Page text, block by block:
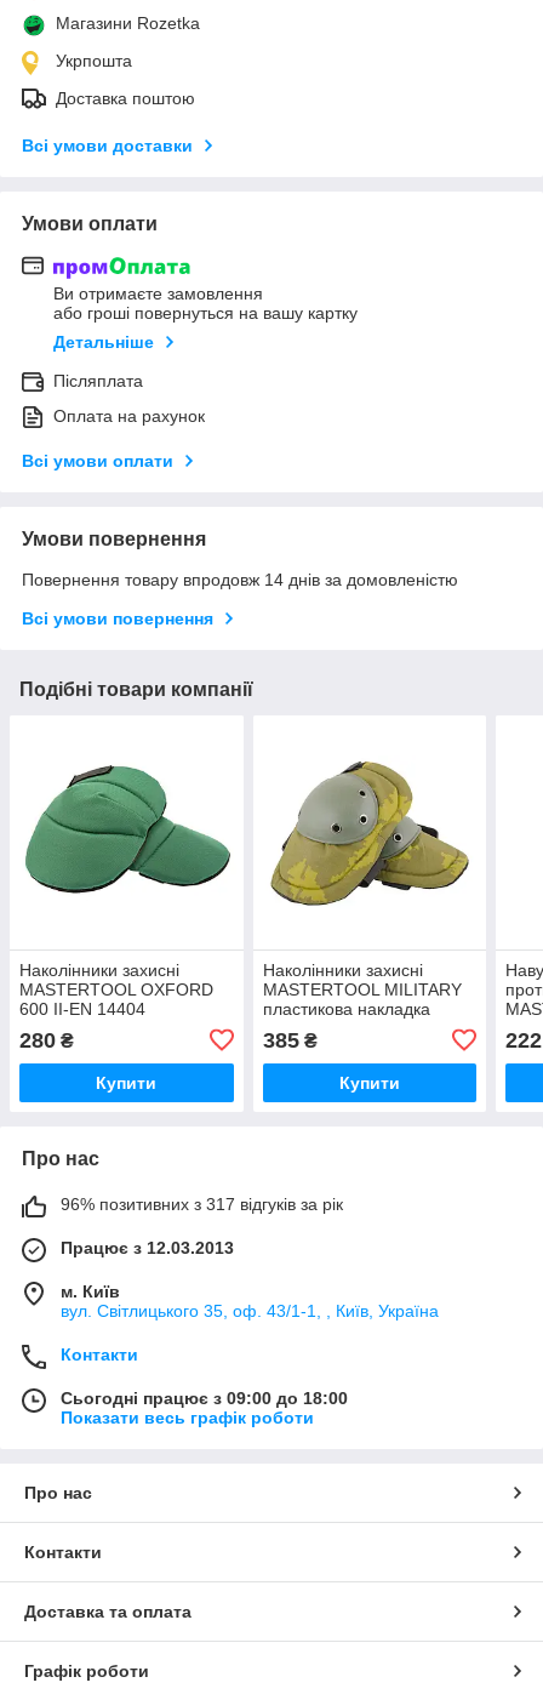
Магазини Rozetka
Укрпошта
Доставка поштою
Всі умови доставки
Умови оплати
Ви отримаєте замовлення
або гроші повернуться на вашу картку
Детальніше
Післяплата
Оплата на рахунок
Всі умови оплати
Умови повернення
Повернення товару впродовж 14 днів за домовленістю
Всі умови повернення
Подібні товари компанії
Наколінники захисні
MASTERTOOL OXFORD
600 II-EN 14404
280 ₴
Купити
Наколінники захисні
MASTERTOOL MILITARY
пластикова накладка
385₴
Купити
1
222
Про нас
96% позитивних з 317 відгуків за рік
Працює з 12.03.2013
м. Київ
вул. Світлицького 35, оф. 43/1-1, , Київ, Україна
Контакти
Сьогодні працює з 09:00 до 18:00
Показати весь графік роботи
Про нас
Контакти
Доставка та оплата
Графік роботи